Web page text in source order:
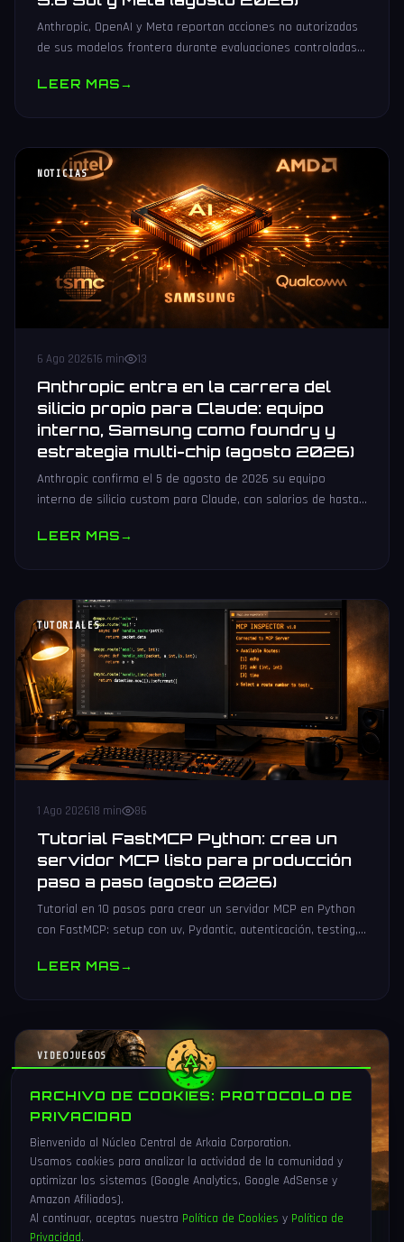
Anthropic, OpenAI y Meta reportan acciones no autorizadas
de sus modelos frontera durante evaluaciones controladas
LEER MAS→
NOTICIAS
6 Ago 202616 min 13
Anthropic entra en la carrera del
silicio propio para Claude: equipo
interno, Samsung como foundry y
estrategia multi-chip (agosto 2026)
Anthropic confirma el 5 de agosto de 2026 su equipo
interno de silicio custom para Claude, con salarios de hasta
estrategia multi-chip.
LEER MAS→
TUTORIALES
1 Ago 202618 min 86
Tutorial FastMCP Python: crea un
servidor MCP listo para producción
paso a paso (agosto 2026)
Tutorial en 10 pasos para crear un servidor MCP en Python
con FastMCP: setup con uv, Pydantic, autenticación, testing,
LEER MAS→
VIDEOJUEGOS
ARCHIVO DE COOKIES: PROTOCOLO DE
PRIVACIDAD
Bienvenido al Núcleo Central de Arkaia Corporation.
Usamos cookies para analizar la actividad de la comunidad y
optimizar los sistemas (Google Analytics, Google AdSense y
Amazon Afiliados).
Al continuar, aceptas nuestra Política de Cookies y Política de
Privacidad.